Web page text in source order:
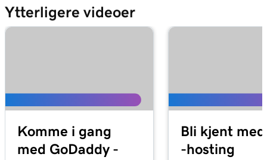
Ytterligere videoer
Komme i gang
med GoDaddy -
Bli kjent
-hosting